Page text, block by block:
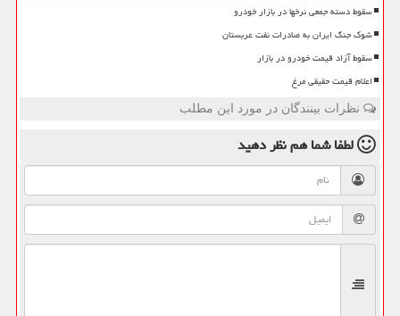
سقوط دسته جمعی نرخها در بازار خودرو
شوک جنگ ایران به صادرات نفت عربستان
سقوط آزاد قیمت خودرو در بازار
اعلام قیمت حقیقی مرغ
نظرات بینندگان در مورد این مطلب
لطفا شما همنظر دهید